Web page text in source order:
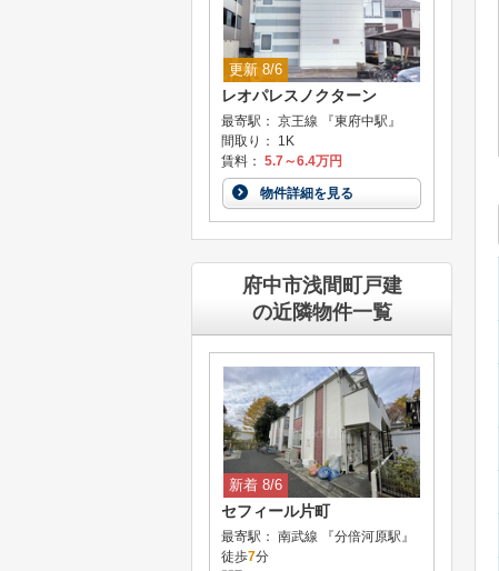
更新 8/6
レオパレスノクターン
最寄駅： 京王線 『東府中駅』
間取り： 1K
賃料： 5.7～6.4万円
物件詳細を見る
府中市浅間町戸建
の近隣物件一覧
新着 8/6
セフィール片町
最寄駅： 南武線 『分倍河原駅』
徒歩7分